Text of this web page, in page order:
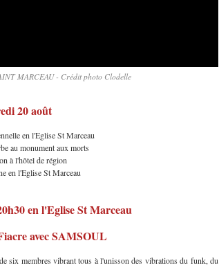
MARCEAU - Crédit photo Clodelle
20 août
en l'Eglise St Marceau
au monument aux morts
à l'hôtel de région
en l'Eglise St Marceau
en l'Eglise St Marceau
avec SAMSOUL
six membres vibrant tous à l'unisson des vibrations du funk, du